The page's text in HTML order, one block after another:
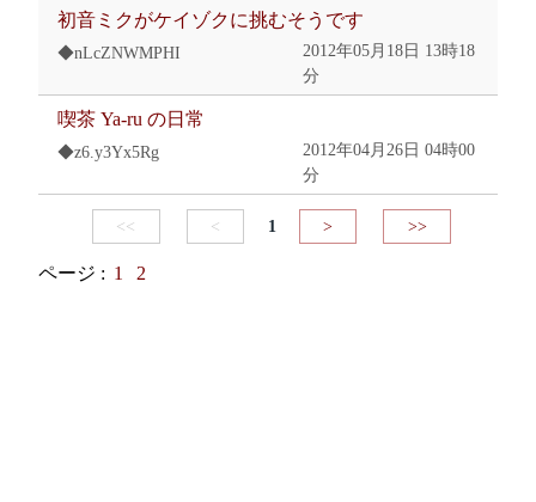
初音ミクがケイゾクに挑むそうです
◆nLcZNWMPHI
2012年05月18日 13時18
分
喫茶 Ya-ru の日常
◆z6.y3Yx5Rg
2012年04月26日 04時00
分
<< < 1 > >>
ページ : 1 2